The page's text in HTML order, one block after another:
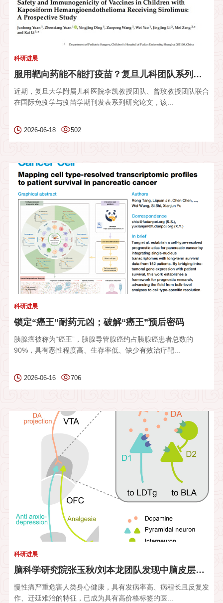
科研进展
服用靶向药能不能打疫苗？复旦儿科团队系列前瞻性研究填补循证医...
近期，复旦大学附属儿科医院李凯教授团队、曾玫教授团队联合
在国际免疫学与疫苗学期刊发表系列研究论文，该...
2026-06-18 502
科研进展
锁定“癌王”耐药元凶；破解“癌王”预后密码
胰腺癌被称为“癌王”，胰腺导管腺癌约占胰腺癌患者总数的
90%，具有恶性程度高、生存率低、缺少有效治疗靶...
2026-06-16 706
科研进展
​脑科学研究院张玉秋/刘本龙团队发现中脑皮层多巴胺环路门控慢性...
慢性痛严重危害人类身心健康，具有发病率高、病程长且反复发
作、迁延难治的特征，已成为具有高价格标签的医...